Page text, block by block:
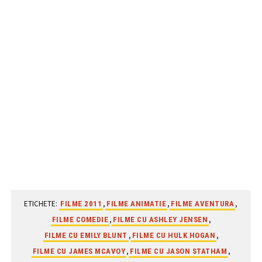
ETICHETE: FILME 2011 , FILME ANIMATIE , FILME AVENTURA ,
FILME COMEDIE , FILME CU ASHLEY JENSEN ,
FILME CU EMILY BLUNT , FILME CU HULK HOGAN ,
FILME CU JAMES MCAVOY , FILME CU JASON STATHAM ,